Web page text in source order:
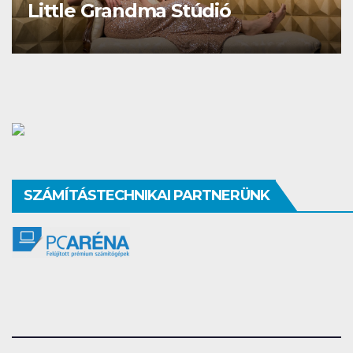
Stúdió Studio
SZÁMÍTÁSTECHNIKAI PARTNERÜNK